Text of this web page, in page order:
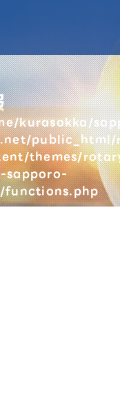
kurasokka/
themes/
sapporo-
functions.php